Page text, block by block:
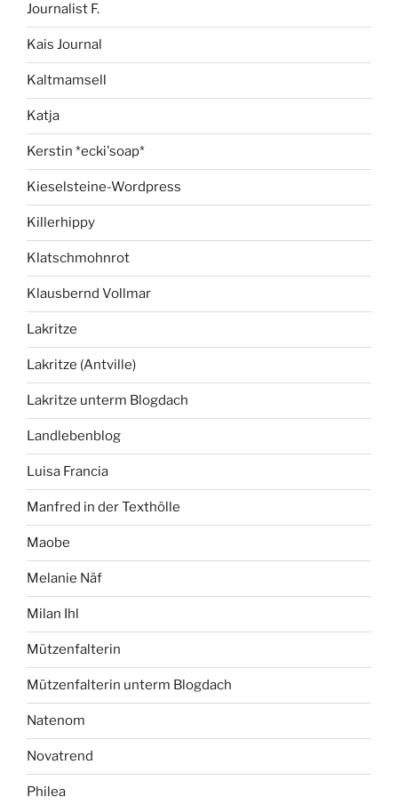
Journalist F.
Kais Journal
Kaltmamsell
Katja
Kerstin *ecki'soap*
Kieselsteine-Wordpress
Killerhippy
Klatschmohnrot
Klausbernd Vollmar
Lakritze
Lakritze (Antville)
Lakritze unterm Blogdach
Landlebenblog
Luisa Francia
Manfred in der Texthölle
Maobe
Melanie Näf
Milan Ihl
Mützenfalterin
Mützenfalterin unterm Blogdach
Natenom
Novatrend
Philea